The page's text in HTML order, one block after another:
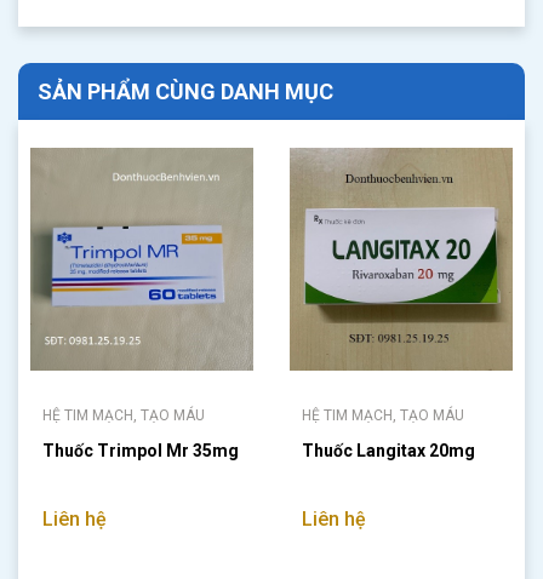
SẢN PHẨM CÙNG DANH MỤC
HỆ TIM MẠCH, TẠO MÁU
Thuốc Trimpol Mr 35mg
Liên hệ
HỆ TIM MẠCH, TẠO MÁU
Thuốc Langitax 20mg
Liên hệ